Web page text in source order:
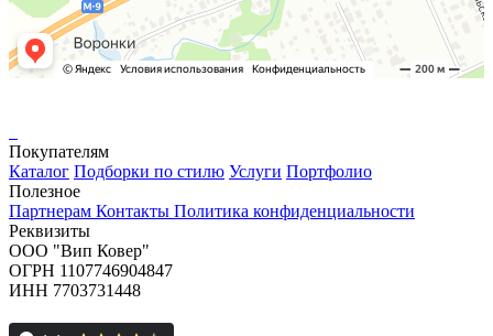
Покупателям
Каталог Подборки по стилю Услуги Портфолио
Полезное
Партнерам Контакты Политика конфиденциальности
Реквизиты
ООО "Вип Ковер"
ОГРН 1107746904847
ИНН 7703731448